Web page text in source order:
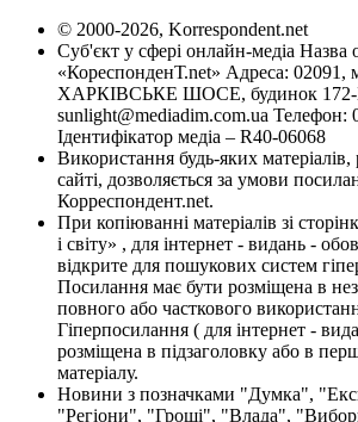
© 2000-2026, Korrespondent.net
Суб'єкт у сфері онлайн-медіа Назва
«КореспонденТ.net» Адреса: 02091,
ХАРКІВСЬКЕ ШОСЕ, будинок 172-
sunlight@mediadim.com.ua Телефон:
Ідентифікатор медіа – R40-06068
Використання будь-яких
сайті, дозволяється за умови
Корреспондент.net.
При копіюванні матеріалів зі
і світу» , для інтернет - видань -
відкрите для пошукових систем
Посилання має бути розміщена в
повного або часткового
Гіперпосилання ( для інтернет -
розміщена в підзаголовку або в
матеріалу.
Новини з позначками "Думка",
"Регіони", "Гроші", "Влада",